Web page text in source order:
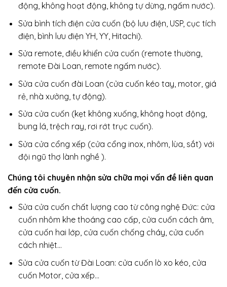
động, không hoạt động, không tự dừng, ngấm nước).
Sửa bình tích điện cửa cuốn (bộ lưu điện, USP, cục tích
điện, bình lưu điện YH, YY, Hitachi).
Sửa remote, điều khiển cửa cuốn (remote thường,
remote Đài Loan, remote ngấm nước).
Sửa cửa cuốn đài Loan (cửa cuốn kéo tay, motor, giá
rẻ, nhà xưởng, tự động).
Sửa cửa cuốn (kẹt không xuống, không hoạt động,
bung lá, trệch ray, rơi rớt trục cuốn).
Sửa cửa cổng xếp (cửa cổng inox, nhôm, lùa, sắt) với
đội ngũ thợ lành nghề ).
Chúng tôi chuyên nhận sửa chữa mọi vấn đề liên quan
đến cửa cuốn.
Sửa cửa cuốn chất lượng cao từ công nghệ Đức: cửa
cuốn nhôm khe thoáng cao cấp, cửa cuốn cách âm,
cửa cuốn hai lớp, cửa cuốn chống cháy, cửa cuốn
cách nhiệt…
Sửa cửa cuốn từ Đài Loan: cửa cuốn lò xo kéo, cửa
cuốn Motor, cửa xếp…